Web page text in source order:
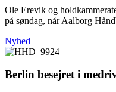
Ole Erevik og
på søndag, når Aalborg
Nyhed
Berlin besejret i